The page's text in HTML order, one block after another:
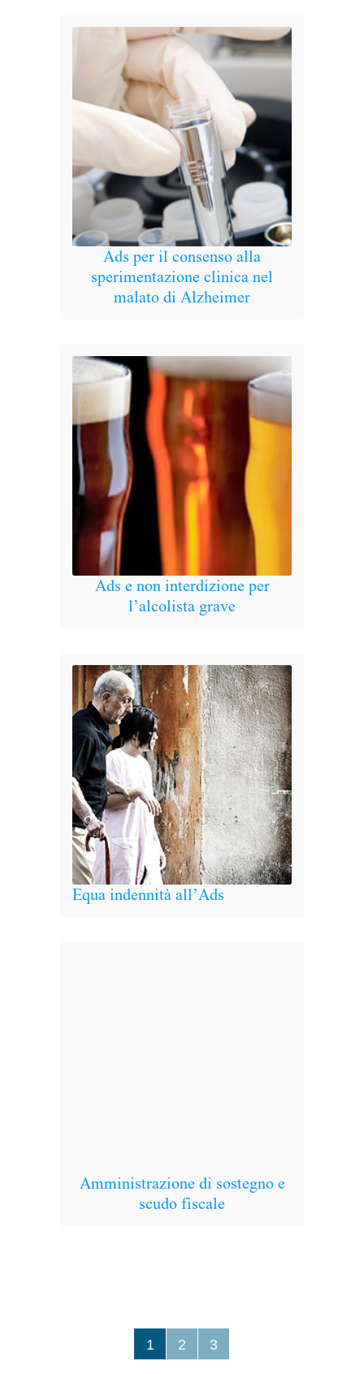
Ads per il consenso alla
sperimentazione clinica nel
malato di Alzheimer
Ads e non interdizione per
l’alcolista grave
Equa indennità all’Ads
Amministrazione di sostegno e
scudo fiscale
1 2 3